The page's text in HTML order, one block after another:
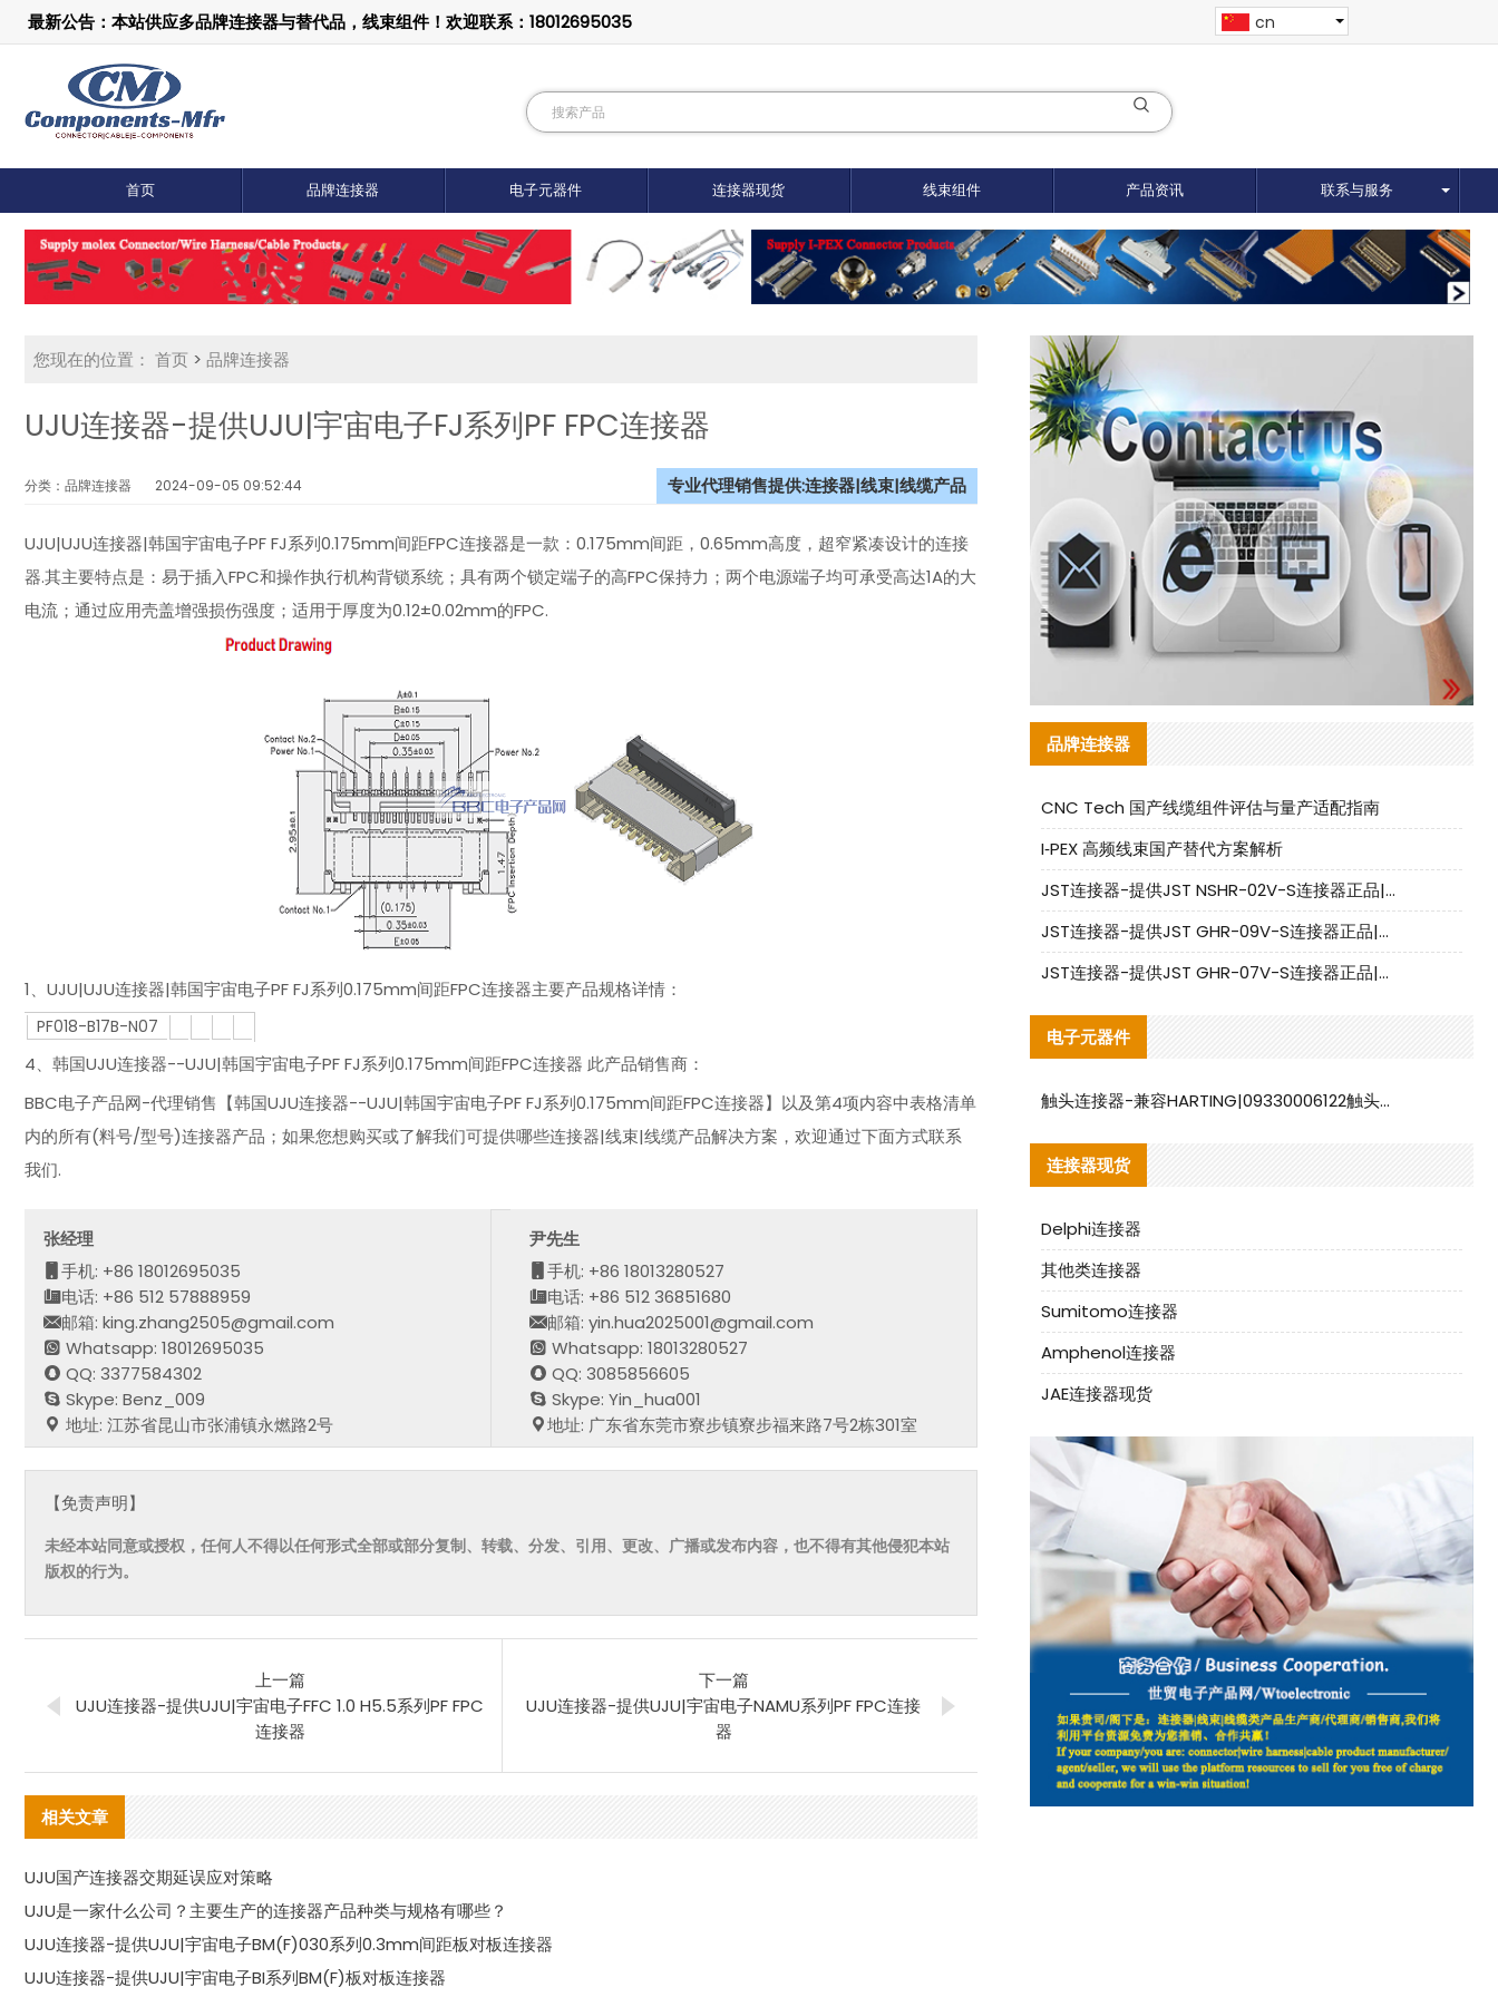
最新公告：本站供应多品牌连接器与替代品，线束组件！欢迎联系：18012695035 cn
首页 品牌连接器 电子元器件 连接器现货 线束组件 产品资讯 联系与服务
您现在的位置： 首页 > 品牌连接器
UJU连接器-提供UJU|宇宙电子FJ系列PF FPC连接器
分类：品牌连接器 2024-09-05 09:52:44 专业代理销售提供:连接器|线束|线缆产品
UJU|UJU连接器|韩国宇宙电子PF FJ系列0.175mm间距FPC连接器是一款：0.175mm间距，0.65mm高度，超窄紧凑设计的连接
器.其主要特点是：易于插入FPC和操作执行机构背锁系统；具有两个锁定端子的高FPC保持力；两个电源端子均可承受高达1A的大
电流；通过应用壳盖增强损伤强度；适用于厚度为0.12±0.02mm的FPC.
1、UJU|UJU连接器|韩国宇宙电子PF FJ系列0.175mm间距FPC连接器主要产品规格详情：
PF018-B17B-N07
4、韩国UJU连接器--UJU|韩国宇宙电子PF FJ系列0.175mm间距FPC连接器 此产品销售商：
BBC电子产品网-代理销售【韩国UJU连接器--UJU|韩国宇宙电子PF FJ系列0.175mm间距FPC连接器】以及第4项内容中表格清单
内的所有(料号/型号)连接器产品；如果您想购买或了解我们可提供哪些连接器|线束|线缆产品解决方案，欢迎通过下面方式联系
我们.
张经理
手机: +86 18012695035
电话: +86 512 57888959
邮箱: king.zhang2505@gmail.com
Whatsapp: 18012695035
QQ: 3377584302
Skype: Benz_009
地址: 江苏省昆山市张浦镇永燃路2号
尹先生
手机: +86 18013280527
电话: +86 512 36851680
邮箱: yin.hua2025001@gmail.com
Whatsapp: 18013280527
QQ: 3085856605
Skype: Yin_hua001
地址: 广东省东莞市寮步镇寮步福来路7号2栋301室
【免责声明】
未经本站同意或授权，任何人不得以任何形式全部或部分复制、转载、分发、引用、更改、广播或发布内容，也不得有其他侵犯本站
版权的行为。
上一篇
UJU连接器-提供UJU|宇宙电子FFC 1.0 H5.5系列PF FPC
连接器
下一篇
UJU连接器-提供UJU|宇宙电子NAMU系列PF FPC连接
器
相关文章
UJU国产连接器交期延误应对策略
UJU是一家什么公司？主要生产的连接器产品种类与规格有哪些？
UJU连接器-提供UJU|宇宙电子BM(F)030系列0.3mm间距板对板连接器
UJU连接器-提供UJU|宇宙电子BI系列BM(F)板对板连接器
品牌连接器
CNC Tech 国产线缆组件评估与量产适配指南
I‑PEX 高频线束国产替代方案解析
JST连接器-提供JST NSHR-02V-S连接器正品|替代品
JST连接器-提供JST GHR-09V-S连接器正品|替代品
JST连接器-提供JST GHR-07V-S连接器正品|替代品
电子元器件
触头连接器-兼容HARTING|09330006122触头连接器替代品说明
连接器现货
Delphi连接器
其他类连接器
Sumitomo连接器
Amphenol连接器
JAE连接器现货